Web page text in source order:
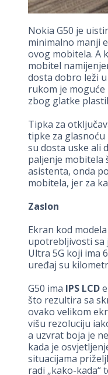
Nokia G50 je
minimalno manji
ovog mobitela. A
mobitel
dosta dobro leži
rukom je
zbog glatke
Tipka za
tipke za
su dosta uske ali
paljenje mobitela
asistenta, onda
mobitela, jer za
Zaslon
Ekran kod
upotrebljivosti sa
Ultra 5G koji ima
uređaj su
G50 ima IPS LCD
što rezultira sa
ovako velikom
višu rezoluciju
a uzvrat boja je
kada je
situacijama
radi „kako-